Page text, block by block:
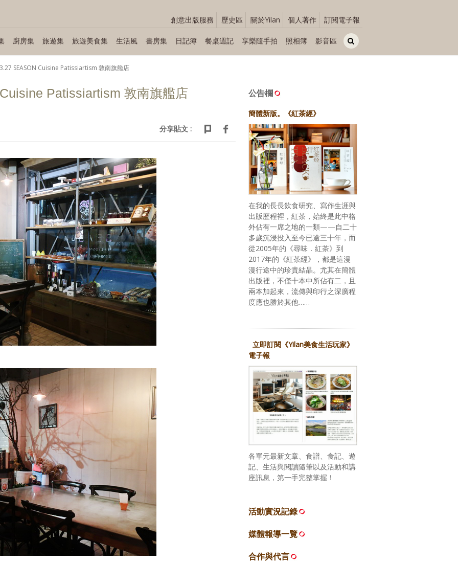
創意出版服務 歷史區 關於Yilan 個人著作 訂閱電子報
廚房集 旅遊集 旅遊美食集 生活風 書房集 日記簿 餐桌週記 享樂隨手拍 照相簿 影音區
SEASON Cuisine Patissiartism 敦南旗艦店
Patissiartism 敦南旗艦店
分享貼文 :
公告欄
簡體新版。《紅茶經》
在我的長長飲食研究、寫作生涯與
出版歷程裡，紅茶，始終是此中格
外佔有一席之地的一類——自二十
多歲沉浸投入至今已逾三十年，而
從2005年的《尋味．紅茶》到
2017年的《紅茶經》，都是這漫
漫行途中的珍貴結晶。尤其在簡體
出版裡，不僅十本中所佔有二，且
兩本加起來，流傳與印行之深廣程
度應也勝於其他……
立即訂閱《Yilan美食生活玩家》
電子報
各單元最新文章、食譜、食記、遊
記、生活與閱讀隨筆以及活動和講
座訊息，第一手完整掌握！
活動實況記錄
媒體報導一覽
合作與代言